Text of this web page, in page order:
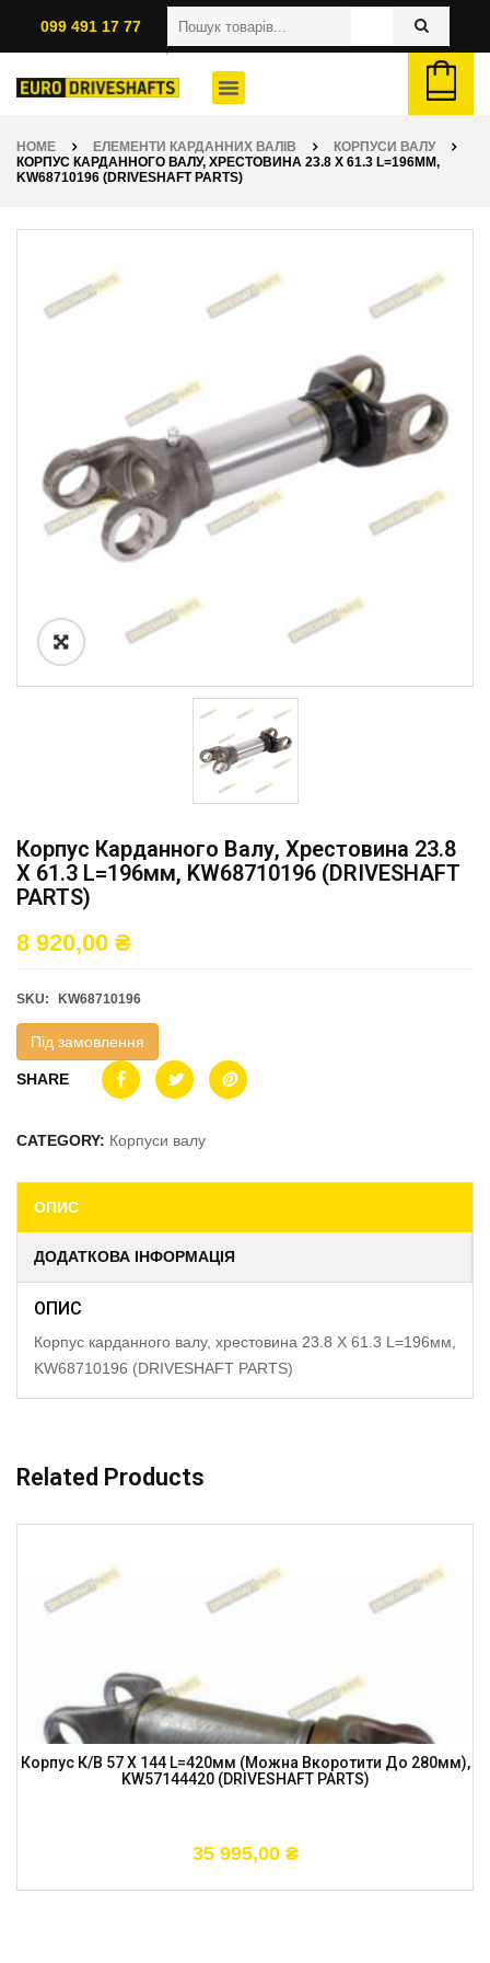
099 491 17 77
HOME ЕЛЕМЕНТИ КАРДАННИХ ВАЛІВ
КОРПУСИ ВАЛУ
КОРПУС КАРДАННОГО ВАЛУ, ХРЕСТОВИНА 23.8 X 61.3 L=196ММ,
KW68710196 (DRIVESHAFT PARTS)
Корпус Карданного Валу, Хрестовина 23.8
X 61.3 L=196мм, KW68710196 (DRIVESHAFT
PARTS)
8 920,00 ₴
SKU: KW68710196
Під замовлення
SHARE
CATEGORY: Корпуси валу
ОПИС
ДОДАТКОВА ІНФОРМАЦІЯ
ОПИС
Корпус карданного валу, хрестовина 23.8 X 61.3 L=196мм,
KW68710196 (DRIVESHAFT PARTS)
Related Products
Корпус К/в 57 X 144 L=420мм (можна Вкоротити До 280мм),
KW57144420 (DRIVESHAFT PARTS)
35 995,00 ₴